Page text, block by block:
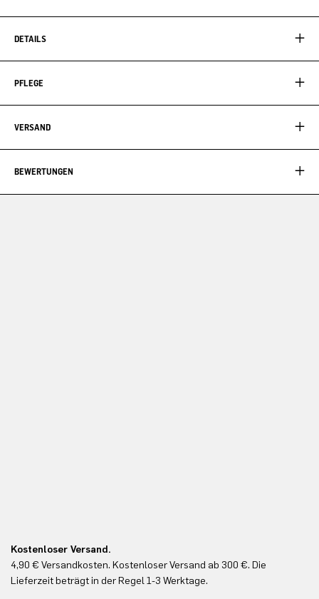
DETAILS
PFLEGE
VERSAND
BEWERTUNGEN
Kostenloser Versand.
4,90 € Versandkosten. Kostenloser Versand ab 300 €. Die
Lieferzeit beträgt in der Regel 1-3 Werktage.